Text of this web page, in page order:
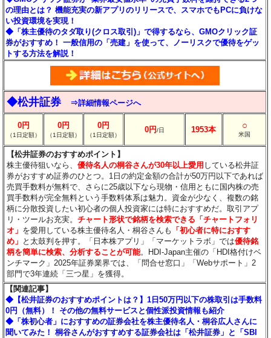
の理由とは？ 機能充実の新アプリのリリースで、スマホでもPCに負けな
い投資環境を実現！
◆「株主優待のタダ取り(クロス取引)」で得するなら、GMOクリック証
券がおすすめ！ 一般信用の「売建」を使って、ノーリスクで優待をゲッ
トする方法を解説！
◆松井証券 ⇒詳細情報ページへ
0円
（1日定額）
0円
（1日定額）
0円
（1日定額）
0円/日 1953本 ○
米国
【松井証券のおすすめポイント】
株主優待狙いなら、優待名人の桐谷さんが30年以上愛用 している松井証
券がおすすめ証券のひとつ。1日の約定金額の合計が50万円以下であれば
売買手数料が無料で、さらに25歳以下なら現物・信用ともに国内株の売
買手数料が完全無料という手数料体系は魅力。資金が少なく、複数の銘
柄に分散投資したい初心者の個人投資家には特におすすめだ。取引アプ
リ・ツールお充実。チャート形状で銘柄を検索できる「チャートフォリ
オ」 を愛用している株主優待名人・桐谷さんも 「初心者に特におすす
め」 と太鼓判を押す。「日本株アプリ」「マーケットラボ」では優待銘
柄を簡単に検索、分析することが可能。HDI-Japan主催の「HDI格付けベ
ンチマーク」2025年証券業界では、「問合せ窓口」「Webサポート」2
部門で3年連続「三つ星」を獲得。
【関連記事】
◆【松井証券のおすすめポイントは？】1日50万円以下の株取引は手数料
0円（無料）！ その他の無料サービスと個性派投資情報も紹介
◆「株初心者」におすすめの証券会社を株主優待名人・桐谷広人さんに
聞いてみた！ 桐谷さんがおすすめする証券会社は「松井証券」と「SBI